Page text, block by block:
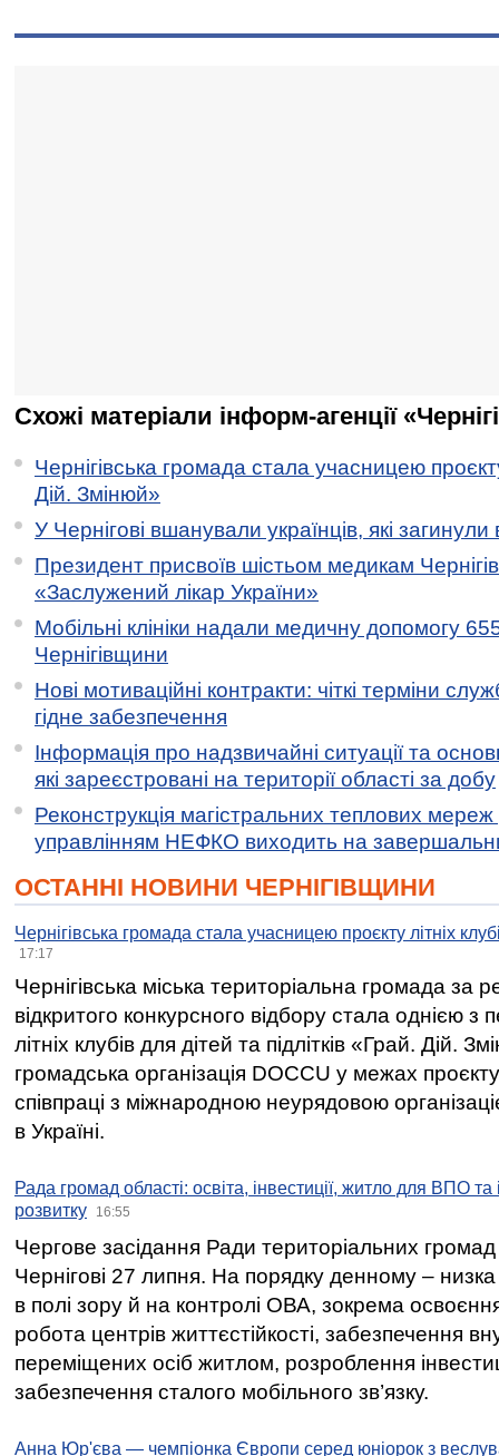
Схожі матеріали інформ-агенції
Чернігівська громада стала учасницею
Дій. Змінюй»
У Чернігові вшанували українців, які загинули
Президент присвоїв шістьом медикам
«Заслужений лікар України»
Мобільні клініки надали медичну допомогу
Чернігівщини
Нові мотиваційні контракти: чіткі терміни
гідне забезпечення
Інформація про надзвичайні ситуації та
які зареєстровані на території області за добу
Реконструкція магістральних теплових мереж
управлінням НЕФКО виходить на
ОСТАННІ НОВИНИ ЧЕРНІГІВЩИНИ
Чернігівська громада стала учасницею проєкту літніх
17:17
Чернігівська міська територіальна громада за
відкритого конкурсного відбору стала однією
літніх клубів для дітей та підлітків «Грай. Дій.
громадська організація DOCCU у межах
співпраці з міжнародною неурядовою
в Україні.
Рада громад області: освіта, інвестиції, житло для ВПО
розвитку
16:55
Чергове засідання Ради територіальних громад
Чернігові 27 липня. На порядку денному –
в полі зору й на контролі ОВА, зокрема освоєння
робота центрів життєстійкості, забезпечення
переміщених осіб житлом, розроблення
забезпечення сталого мобільного зв’язку.
Анна Юр'єва — чемпіонка Європи серед юніорок з